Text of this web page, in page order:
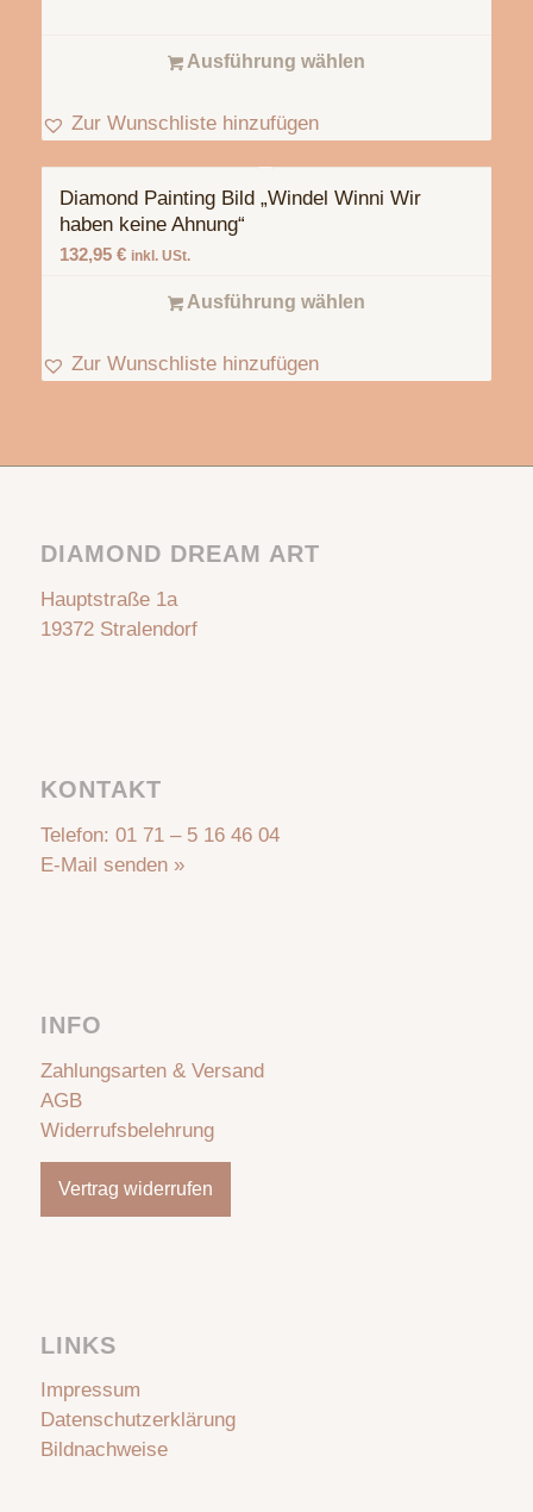
Ausführung wählen
Zur Wunschliste hinzufügen
Diamond Painting Bild „Windel Winni Wir
haben keine Ahnung“
132,95 € inkl. USt.
Ausführung wählen
Zur Wunschliste hinzufügen
DIAMOND DREAM ART
Hauptstraße 1a
19372 Stralendorf
KONTAKT
Telefon: 01 71 – 5 16 46 04
E-Mail senden »
INFO
Zahlungsarten & Versand
AGB
Widerrufsbelehrung
Vertrag widerrufen
LINKS
Impressum
Datenschutzerklärung
Bildnachweise